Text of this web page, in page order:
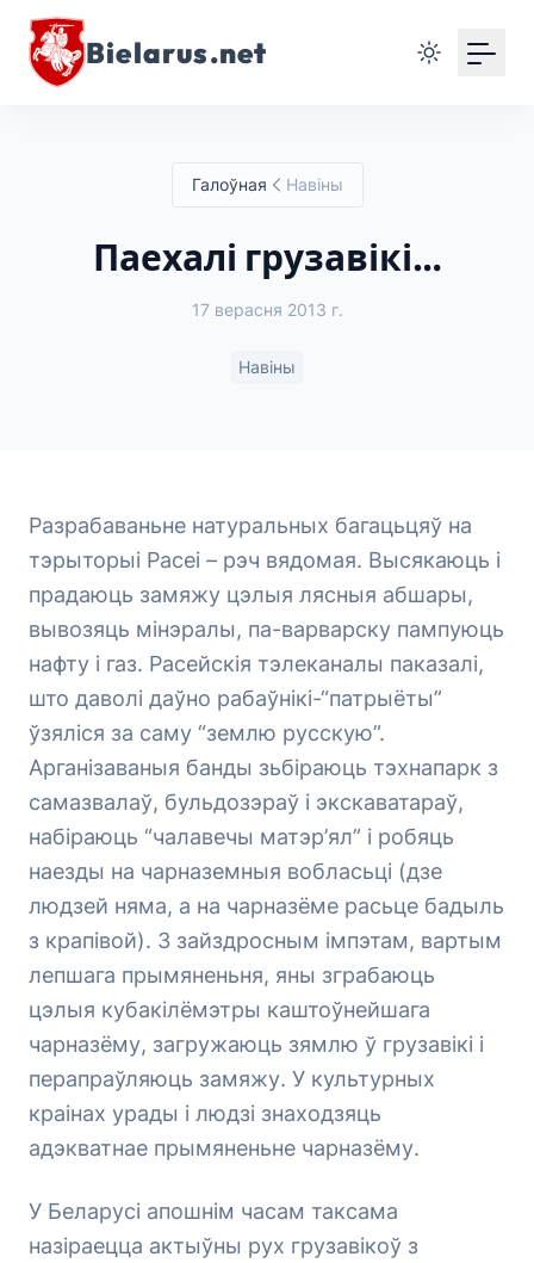
Bielarus.net
Галоўная Навіны
Паехалі грузавікі…
17 верасня 2013 г.
Навіны
Разрабаваньне натуральных багацьцяў на
тэрыторыі Расеі – рэч вядомая. Высякаюць і
прадаюць замяжу цэлыя лясныя абшары,
вывозяць мінэралы, па-варварску пампуюць
нафту і газ. Расейскія тэлеканалы паказалі,
што даволі даўно рабаўнікі-“патрыёты”
ўзяліся за саму “землю русскую”.
Арганізаваныя банды зьбіраюць тэхнапарк з
самазвалаў, бульдозэраў і экскаватараў,
набіраюць “чалавечы матэр’ял” і робяць
наезды на чарназемныя вобласьці (дзе
людзей няма, а на чарназёме расьце бадыль
з крапівой). З зайздросным імпэтам, вартым
лепшага прымяненьня, яны зграбаюць
цэлыя кубакілёмэтры каштоўнейшага
чарназёму, загружаюць зямлю ў грузавікі і
перапраўляюць замяжу. У культурных
краінах урады і людзі знаходзяць
адэкватнае прымяненьне чарназёму.
У Беларусі апошнім часам таксама
назіраецца актыўны рух грузавікоў з